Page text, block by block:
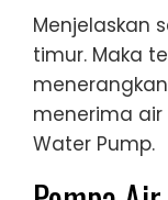
Menjelaskan
timur. Maka
menerima air
Water Pump.